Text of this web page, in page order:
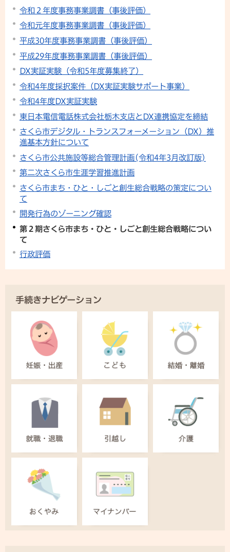
令和２年度事務事業調書（事後評価）
令和元年度事務事業調書（事後評価）
平成30年度事務事業調書（事後評価）
平成29年度事務事業調書（事後評価）
DX実証実験（令和5年度募集終了）
令和4年度採択案件（DX実証実験サポート事業）
令和4年度DX実証実験
東日本電信電話株式会社栃木支店とDX連携協定を締結
さくら市デジタル・トランスフォーメーション（DX）推
進基本方針について
さくら市公共施設等総合管理計画(令和4年3月改訂版)
第二次さくら市生涯学習推進計画
さくら市まち・ひと・しごと創生総合戦略の策定につい
て
開発行為のゾーニング確認
第２期さくら市まち・ひと・しごと創生総合戦略につい
て
行政評価
手続きナビゲーション